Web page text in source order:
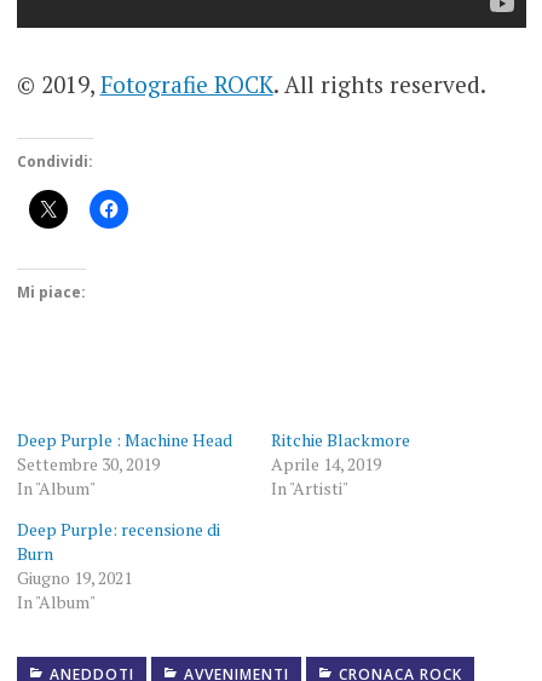
© 2019, Fotografie ROCK. All rights reserved.
Condividi:
Mi piace:
Deep Purple : Machine Head
Settembre 30, 2019
In "Album"
Ritchie Blackmore
Aprile 14, 2019
In "Artisti"
Deep Purple: recensione di
Burn
Giugno 19, 2021
In "Album"
ANEDDOTI AVVENIMENTI CRONACA ROCK
16